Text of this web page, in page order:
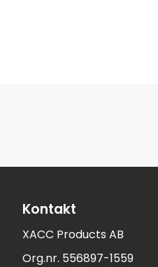
Kontakt
XACC Products AB
Org.nr. 556897-1559